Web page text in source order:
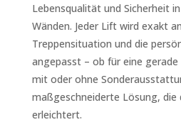
Lebensqualität und Sicherheit
Wänden. Jeder Lift wird exakt
Treppensituation und die
angepasst – ob für eine
mit oder ohne
maßgeschneiderte Lösung, die
erleichtert.